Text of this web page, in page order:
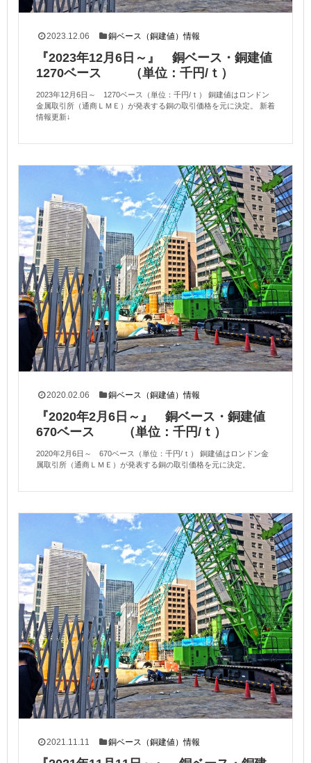
2023.12.06 銅ベース（銅建値）情報
『2023年12月6日～』 銅ベース・銅建値
1270ベース （単位：千円/ｔ）
2023年12月6日～ 1270ベース（単位：千円/ｔ） 銅建値はロンドン
金属取引所（通商ＬＭＥ）が発表する銅の取引価格を元に決定。 新着
情報更新↓
2020.02.06 銅ベース（銅建値）情報
『2020年2月6日～』 銅ベース・銅建値
670ベース （単位：千円/ｔ）
2020年2月6日～ 670ベース（単位：千円/ｔ） 銅建値はロンドン金
属取引所（通商ＬＭＥ）が発表する銅の取引価格を元に決定。
2021.11.11 銅ベース（銅建値）情報